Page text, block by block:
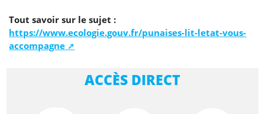
Tout savoir sur le sujet :
https://www.ecologie.gouv.fr/punaises-lit-letat-vous-
accompagne
ACCÈS DIRECT